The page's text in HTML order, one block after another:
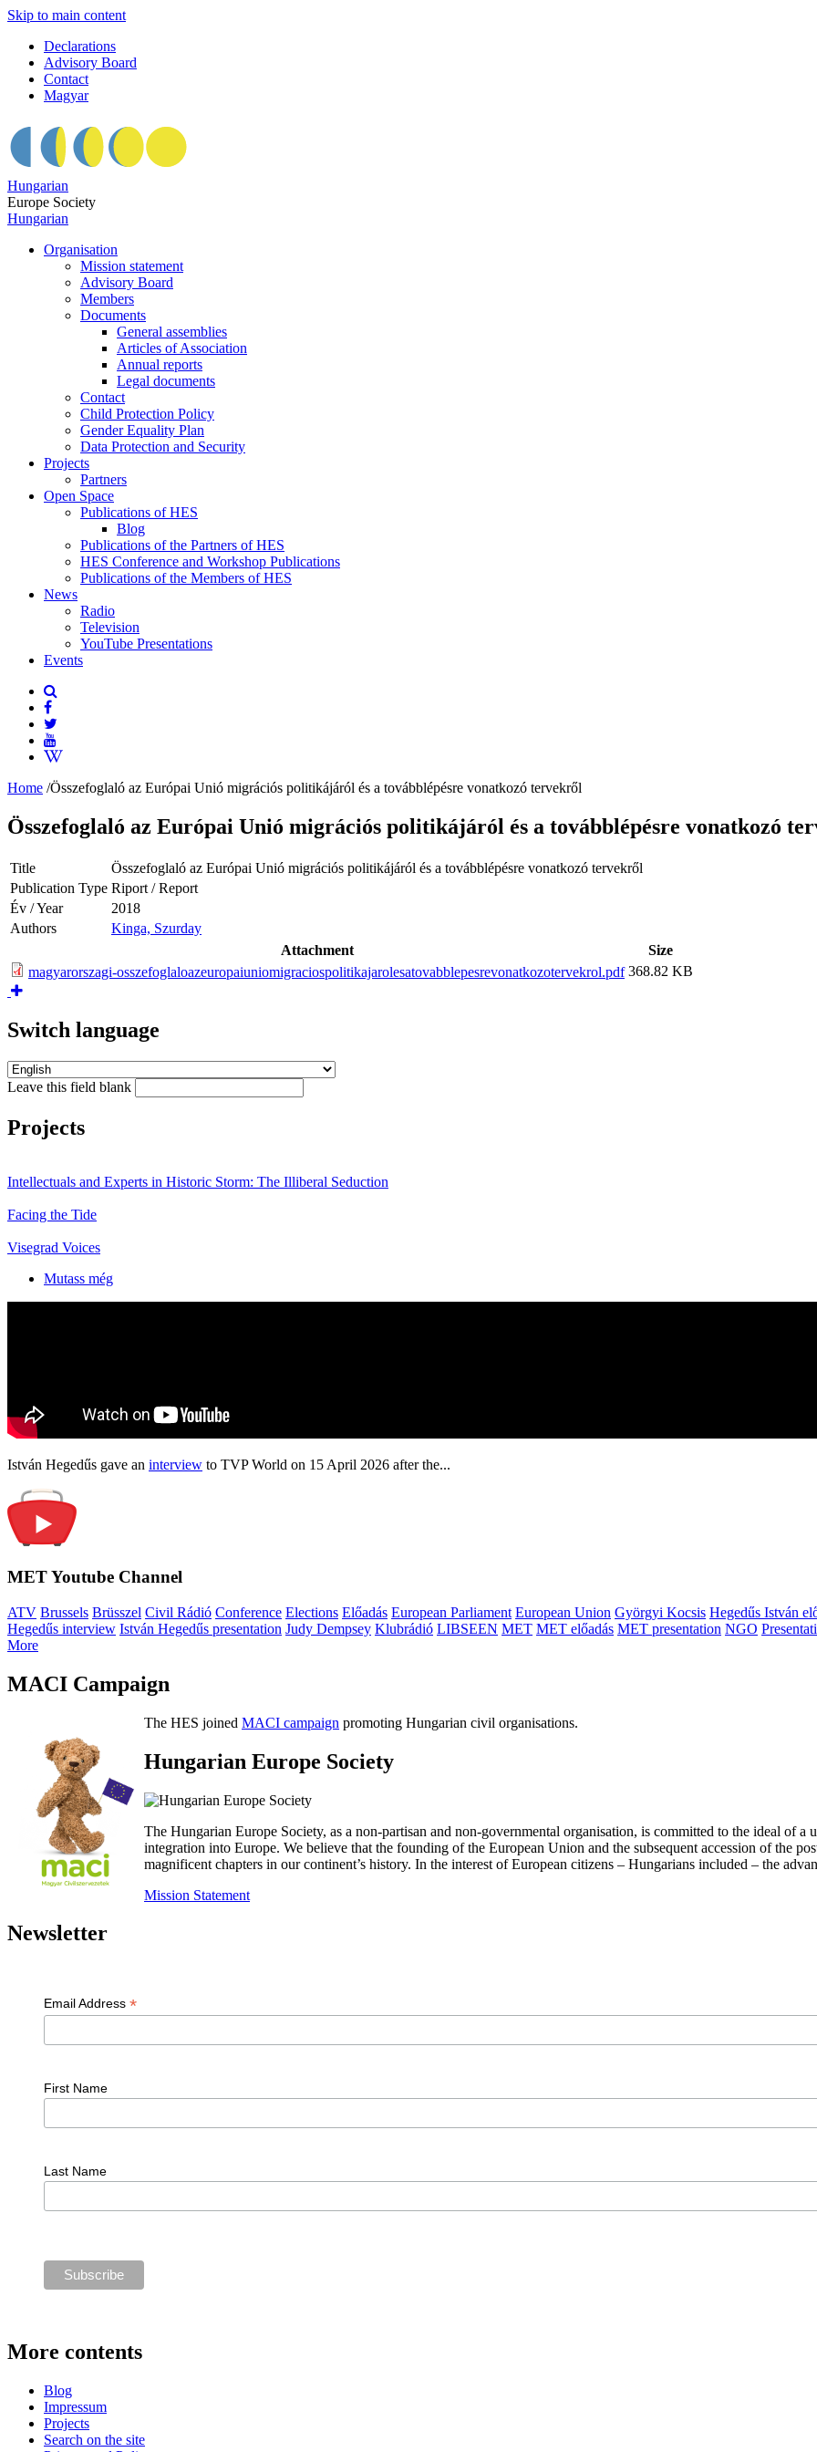
Skip to main content
Declarations
Advisory Board
Contact
Magyar
Hungarian
Europe Society
Hungarian
Organisation
Mission statement
Advisory Board
Members
Documents
General assemblies
Articles of Association
Annual reports
Legal documents
Contact
Child Protection Policy
Gender Equality Plan
Data Protection and Security
Projects
Partners
Open Space
Publications of HES
Blog
Publications of the Partners of HES
HES Conference and Workshop Publications
Publications of the Members of HES
News
Radio
Television
YouTube Presentations
Events
Home /Összefoglaló az Európai Unió migrációs politikájáról és a továbblépésre vonatkozó tervekről
Összefoglaló az Európai Unió migrációs politikájáról és a továbblépésre vonatkozó
Title
Összefoglaló az Európai Unió migrációs politikájáról és a továbblépésre vonatkozó tervekről
Publication Type Riport / Report
Év / Year
2018
Authors
Kinga, Szurday
Attachment
Size
magyarorszagi-osszefoglaloazeuropaiuniomigraciospolitikajarolesatovabblepesrevonatkozotervekrol.pdf 368.82 KB
Switch language
Leave this field blank
Projects
Intellectuals and Experts in Historic Storm: The Illiberal Seduction
Facing the Tide
Visegrad Voices
Mutass még
István Hegedűs gave an interview to TVP World on 15 April 2026 after the...
MET Youtube Channel
ATV Brussels Brüsszel Civil Rádió Conference Elections Előadás European Parliament European Union Györgyi Kocsis Hegedűs István
Hegedűs interview István Hegedűs presentation Judy Dempsey Klubrádió LIBSEEN MET MET előadás MET presentation NGO
More
MACI Campaign
The HES joined MACI campaign promoting Hungarian civil organisations.
Hungarian Europe Society
The Hungarian Europe Society, as a non-partisan and non-governmental organisation, is committed to the ideal of
integration into Europe. We believe that the founding of the European Union and the subsequent accession of the
magnificent chapters in our continent’s history. In the interest of European citizens – Hungarians included – the
Mission Statement
Newsletter
Email Address *
First Name
Last Name
More contents
Blog
Impressum
Projects
Search on the site